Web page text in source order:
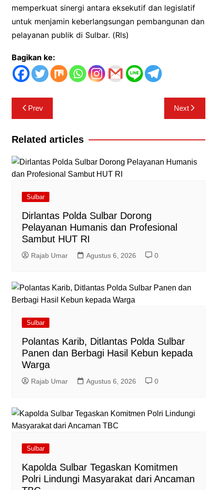
memperkuat sinergi antara eksekutif dan legislatif
untuk menjamin keberlangsungan pembangunan dan
pelayanan publik di Sulbar. (Rls)
Bagikan ke:
Navigasi
pos
Prev Next
Related articles
Sulbar
Dirlantas Polda Sulbar Dorong
Pelayanan Humanis dan Profesional
Sambut HUT RI
Rajab Umar Agustus 6, 2026 0
Sulbar
Polantas Karib, Ditlantas Polda Sulbar
Panen dan Berbagi Hasil Kebun kepada
Warga
Rajab Umar Agustus 6, 2026 0
Sulbar
Kapolda Sulbar Tegaskan Komitmen
Polri Lindungi Masyarakat dari Ancaman